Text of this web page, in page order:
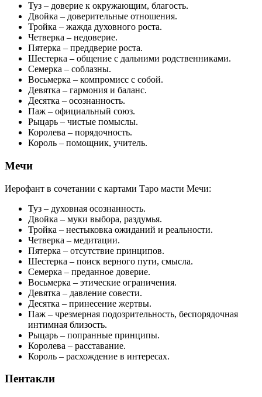
Туз – доверие к окружающим, благость.
Двойка – доверительные отношения.
Тройка – жажда духовного роста.
Четверка – недоверие.
Пятерка – преддверие роста.
Шестерка – общение с дальними родственниками.
Семерка – соблазны.
Восьмерка – компромисс с собой.
Девятка – гармония и баланс.
Десятка – осознанность.
Паж – официальный союз.
Рыцарь – чистые помыслы.
Королева – порядочность.
Король – помощник, учитель.
Мечи
Иерофант в сочетании с картами Таро масти Мечи:
Туз – духовная осознанность.
Двойка – муки выбора, раздумья.
Тройка – нестыковка ожиданий и реальности.
Четверка – медитации.
Пятерка – отсутствие принципов.
Шестерка – поиск верного пути, смысла.
Семерка – преданное доверие.
Восьмерка – этические ограничения.
Девятка – давление совести.
Десятка – принесение жертвы.
Паж – чрезмерная подозрительность, беспорядочная
интимная близость.
Рыцарь – попранные принципы.
Королева – расставание.
Король – расхождение в интересах.
Пентакли